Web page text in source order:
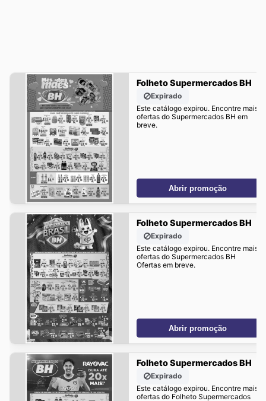
Folheto Supermercados BH
Expirado
Este catálogo expirou. Encontre mais
ofertas do Supermercados BH em
breve.
Abrir promoção
Folheto Supermercados BH
Expirado
Este catálogo expirou. Encontre mais
ofertas do Supermercados BH
Ofertas em breve.
Abrir promoção
Folheto Supermercados BH
Expirado
Este catálogo expirou. Encontre mais
ofertas do Folheto Supermercados